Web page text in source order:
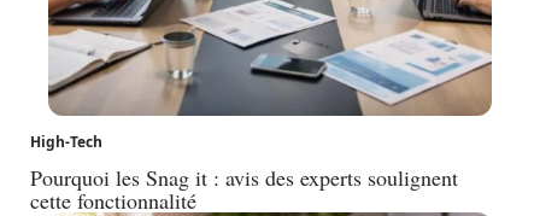
High-Tech
Pourquoi les Snag it : avis des experts soulignent
cette fonctionnalité